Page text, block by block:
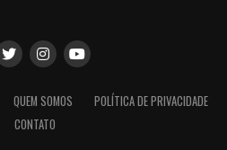
QUEM SOMOS
POLÍTICA DE PRIVACIDADE
CONTATO